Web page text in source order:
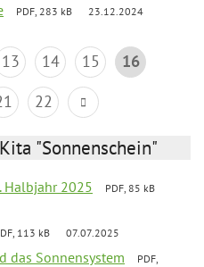
PDF, 283 kB 23.12.2024
13 14 15
16
22
"Sonnenschein"
Halbjahr 2025
PDF, 85 kB
113 kB 07.07.2025
das Sonnensystem
PDF,